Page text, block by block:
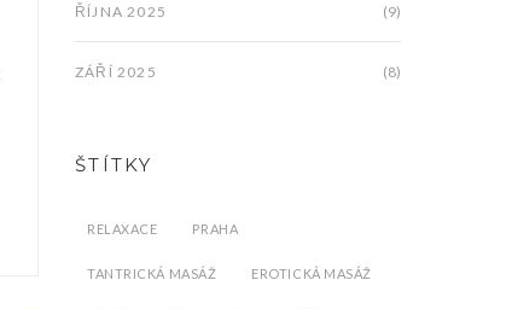
ŘÍJNA 2025 (9)
ZÁŘÍ 2025 (8)
ŠTÍTKY
RELAXACE PRAHA
TANTRICKÁ MASÁŽ EROTICKÁ MASÁŽ